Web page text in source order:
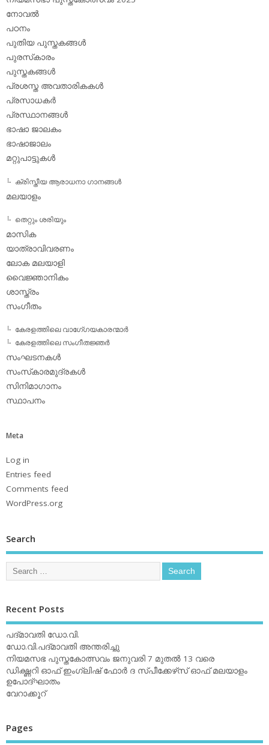
നോവല്‍
പഠനം
പുതിയ പുസ്തകങ്ങള്‍
പുരസ്‌കാരം
പുസ്തകങ്ങള്‍
പ്രശസ്ത അവതാരികകള്‍
പ്രസാധകര്‍
പ്രസ്ഥാനങ്ങള്‍
ഭാഷാ ജാലകം
ഭാഷാജാലം
മറ്റുപാട്ടുകള്‍
ക്രിസ്തീയ ആരാധനാ ഗാനങ്ങള്‍
മലയാളം
തെറ്റും ശരിയും
മാസിക
യാത്രാവിവരണം
ലോക മലയാളി
വൈജ്ഞാനികം
ശാസ്ത്രം
സംഗീതം
കേരളത്തിലെ വാഗേ്ഗയകാരന്മാര്‍
കേരളത്തിലെ സംഗീതജ്ഞര്‍
സംഘടനകള്‍
സംസ്‌കാരമുദ്രകള്‍
സിനിമാഗാനം
സ്ഥാപനം
Meta
Log in
Entries feed
Comments feed
WordPress.org
Search
Recent Posts
പദ്മാവതി ഡോ.വി.
ഡോ.വി.പദ്മാവതി അന്തരിച്ചു
നിയമസഭ പുസ്തകോത്സവം ജനുവരി 7 മുതല്‍ 13 വരെ
ഡിക്ഷ്ണറി ഓഫ് ഇംഗ്ലിഷ് ഫോര്‍ ദ സ്പീക്കേഴ്‌സ് ഓഫ് മലയാളം
ഉപോദ്ഘാതം
വേറാക്കൂറ്
Pages